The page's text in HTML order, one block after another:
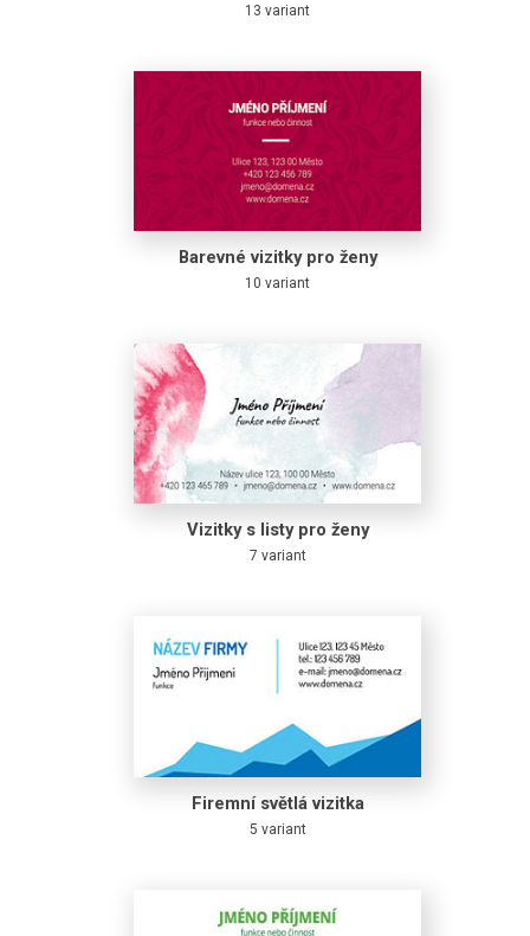
13 variant
Barevné vizitky pro ženy
10 variant
Vizitky s listy pro ženy
7 variant
Firemní světlá vizitka
5 variant